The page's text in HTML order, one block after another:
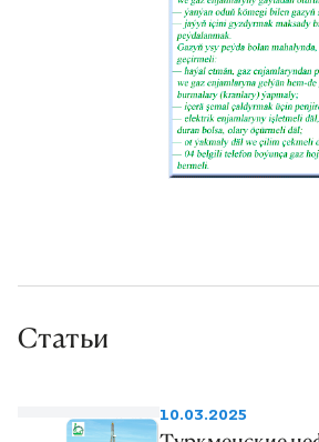
Статьи
10.03.2025